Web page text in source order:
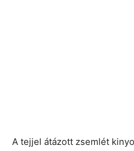
A tejjel átázott zsemlét